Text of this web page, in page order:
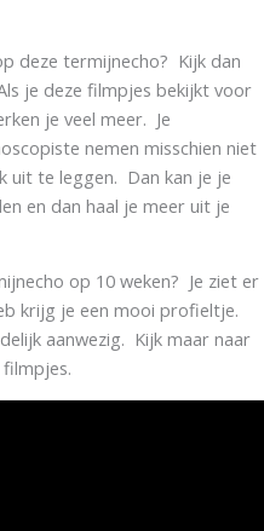
deze termijnecho? Kijk dan
je deze filmpjes bekijkt voor
je veel meer. Je
nemen misschien niet
uit te leggen. Dan kan je je
en dan haal je meer uit je
op 10 weken? Je ziet er
krijg je een mooi profieltje.
aanwezig. Kijk maar naar